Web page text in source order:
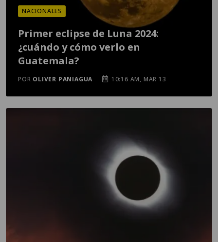
NACIONALES
Primer eclipse de Luna 2024:
¿cuándo y cómo verlo en
Guatemala?
POR OLIVER PANIAGUA 10:16 AM, MAR 13